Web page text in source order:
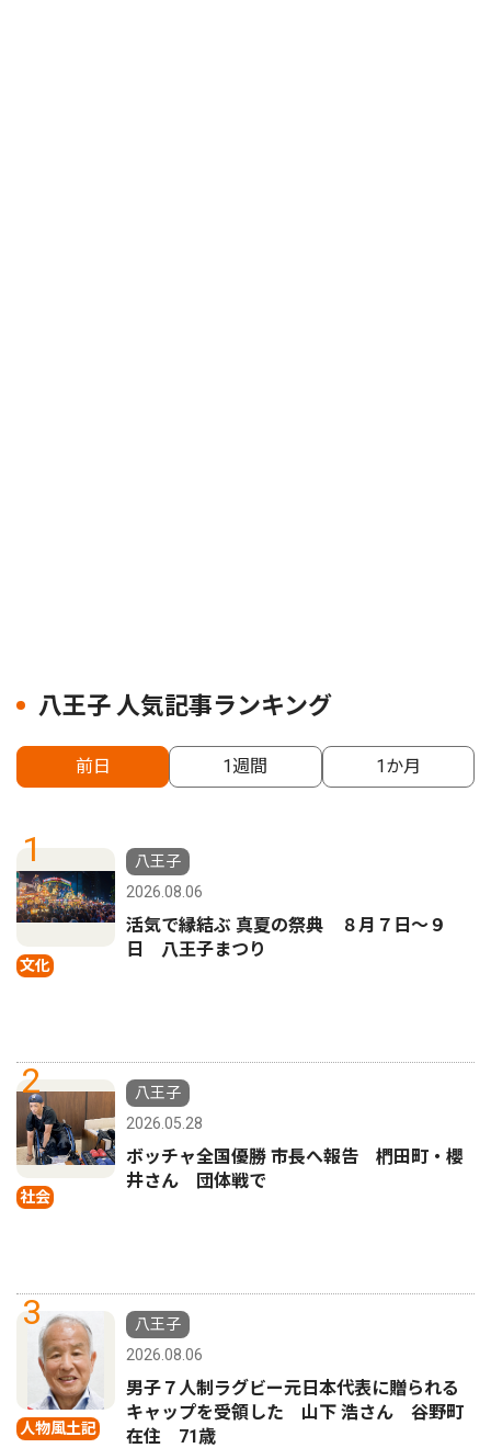
八王子 人気記事ランキング
前日 1週間 1か月
1
文化
八王子
2026.08.06
活気で縁結ぶ 真夏の祭典 ８月７日〜９
日 八王子まつり
2
社会
八王子
2026.05.28
ボッチャ全国優勝 市長へ報告 椚田町・櫻
井さん 団体戦で
3
人物風土記
八王子
2026.08.06
男子７人制ラグビー元日本代表に贈られる
キャップを受領した 山下 浩さん 谷野町
在住 71歳